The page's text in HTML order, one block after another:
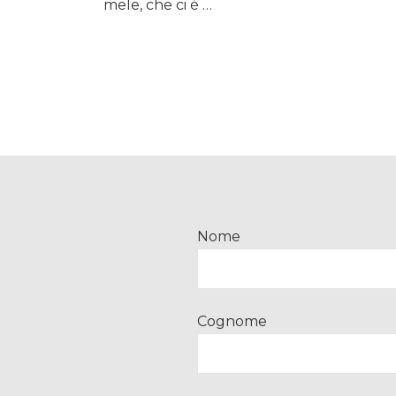
mele, che ci è …
Nome
Cognome